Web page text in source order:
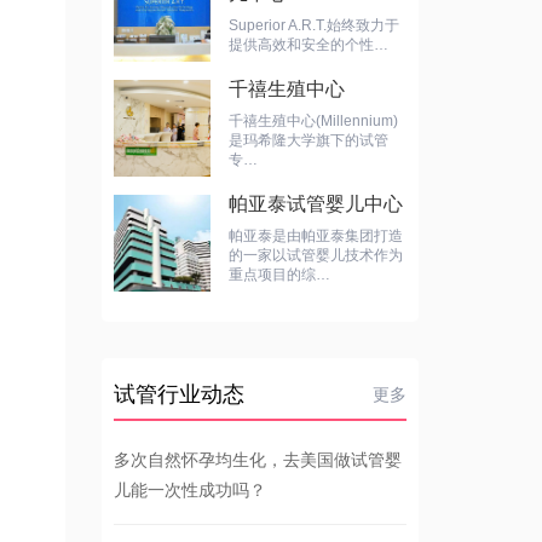
Superior A.R.T.始终致力于
提供高效和安全的个性…
千禧生殖中心
千禧生殖中心(Millennium)
是玛希隆大学旗下的试管
专…
帕亚泰试管婴儿中心
帕亚泰是由帕亚泰集团打造
的一家以试管婴儿技术作为
重点项目的综…
试管行业动态 更多
多次自然怀孕均生化，去美国做试管婴
儿能一次性成功吗？